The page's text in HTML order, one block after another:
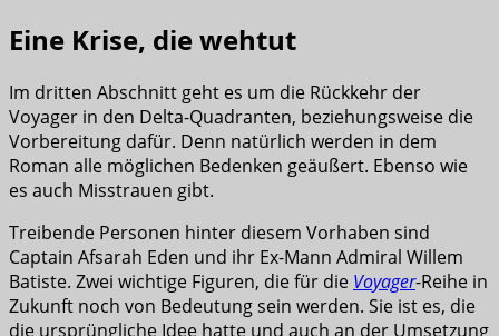
Eine Krise, die wehtut
Im dritten Abschnitt geht es um die Rückkehr der
Voyager in den Delta-Quadranten, beziehungsweise die
Vorbereitung dafür. Denn natürlich werden in dem
Roman alle möglichen Bedenken geäußert. Ebenso wie
es auch Misstrauen gibt.
Treibende Personen hinter diesem Vorhaben sind
Captain Afsarah Eden und ihr Ex-Mann Admiral Willem
Batiste. Zwei wichtige Figuren, die für die Voyager-Reihe in
Zukunft noch von Bedeutung sein werden. Sie ist es, die
die ursprüngliche Idee hatte und auch an der Umsetzung